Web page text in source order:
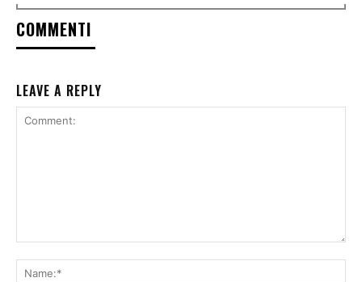
COMMENTI
LEAVE A REPLY